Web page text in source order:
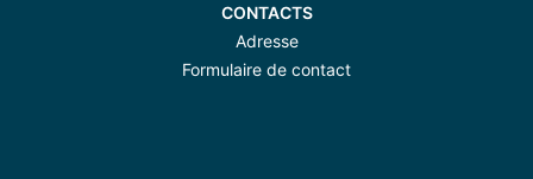
CONTACTS
Adresse
Formulaire de contact